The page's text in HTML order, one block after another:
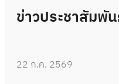
ข่าวประชาสัมพั
22 ก.ค. 2569